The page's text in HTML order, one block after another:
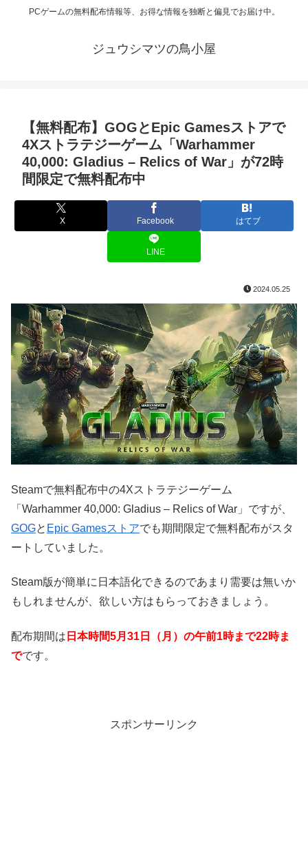
PCゲームの無料配布情報等、お得な情報を独断と偏見でお届け中。
ジュウシマツの鳥小屋
【無料配布】GOGとEpic Gamesストアで
4Xストラテジーゲーム「Warhammer
40,000: Gladius – Relics of War」が72時
間限定で無料配布中
X Facebook はてブ
LINE
2024.05.25
Steamで無料配布中の4Xストラテジーゲーム
「Warhammer 40,000: Gladius – Relics of War」ですが、
GOGと Epic Gamesストアでも期間限定で無料配布がスタ
ートしていました。
Steam版が簡単に日本語化できるのであまり需要は無いか
もしれませんが、欲しい方はもらっておきましょう。
配布期間は 日本時間5月31 日（月）の午前1時まで22時ま
でです。
スポンサーリンク